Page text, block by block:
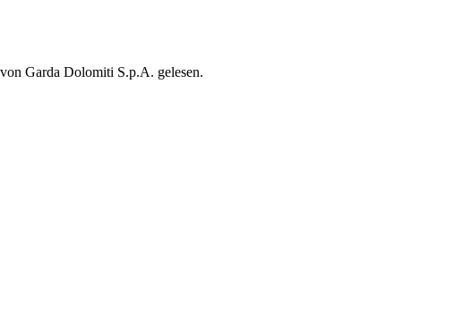
von Garda Dolomiti S.p.A. gelesen.